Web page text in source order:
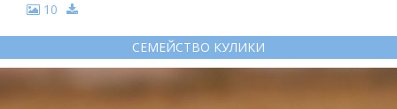
10
СЕМЕЙСТВО КУЛИКИ